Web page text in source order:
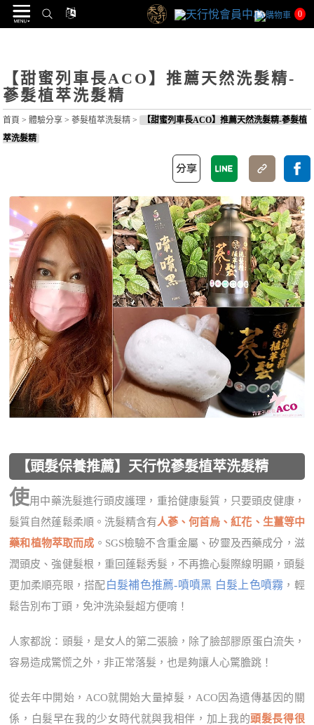
0
【甜蜜列車長ACO】推薦天然洗髮精-
蔘髮植萃洗髮精
首頁 >體驗分享 >蔘髮植萃洗髮精 >
【甜蜜列車長ACO】推薦天然洗髮精-蔘髮植
萃洗髮精
【頭髮保養推薦】天行悅蔘髮植萃洗髮精
使用中藥洗髮進行頭皮護理，重拾健康髮質，只要頭皮健康，
髮質自然蓬鬆柔順。洗髮精含有人蔘、何首烏、紅花、生薑等中
藥和植物萃取而成 。SGS檢驗不含重金屬、矽靈及西藥成分，滋
潤頭皮、強健髮根，重回蓬鬆秀髮，不再擔心髮際線明顯，頭髮
更加柔順亮眼，搭配白髮補色推薦-噴噴黑 白髮上色噴霧 ，輕
鬆告別布丁頭，免沖洗染髮超方便唷！
人家都說：頭髮，是女人的第二張臉，除了臉部膠原蛋白流失，
容易造成驚慌之外，非正常落髮，也是夠讓人心驚膽跳！
從去年中開始，ACO就開始大量掉髮，ACO因為遺傳基因的關
係，白髮早在我的少女時代就與我相伴，加上我的頭髮長得很